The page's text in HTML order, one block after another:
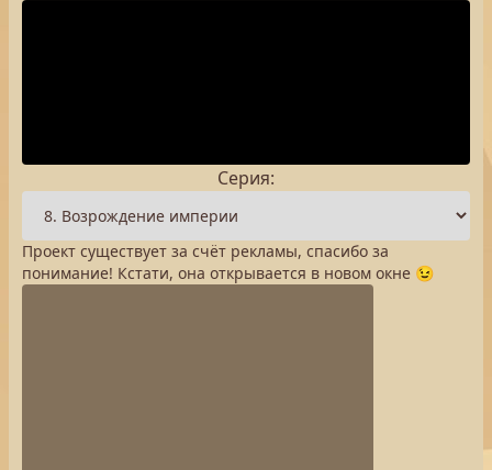
Серия:
Проект существует за счёт рекламы, спасибо за
понимание! Кстати, она открывается в новом окне 😉